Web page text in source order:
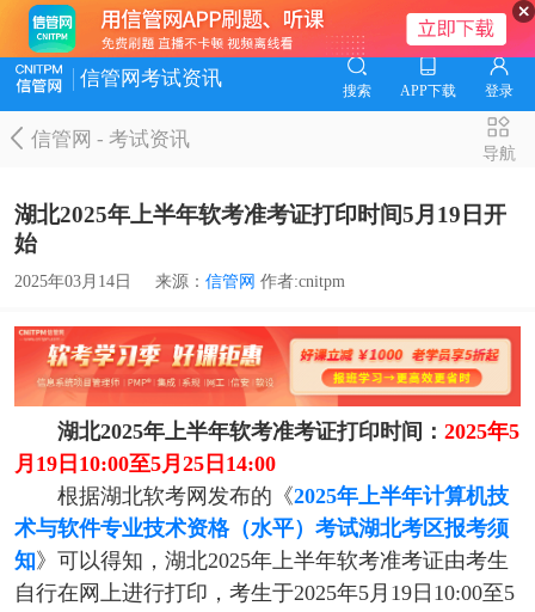
信管网考试资讯
搜索 APP下载 登录
信管网-考试资讯
导航
湖北2025年上半年软考准考证打印时间5月19日开
始
2025年03月14日 来源： 信管网 作者:cnitpm
湖北2025年上半年软考准考证打印时间： 2025年5
月19日10:00至5月25日14:00
根据湖北软考网发布的《2025年上半年计算机技
术与软件专业技术资格（水平）考试湖北考区报考须
知》可以得知，湖北2025年上半年软考准考证由考生
自行在网上进行打印，考生于2025年5月19日10:00至5